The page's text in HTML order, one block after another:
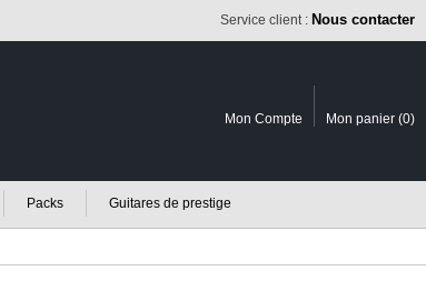
Service client : Nous contacter
Mon Compte Mon panier (0)
Packs Guitares de prestige